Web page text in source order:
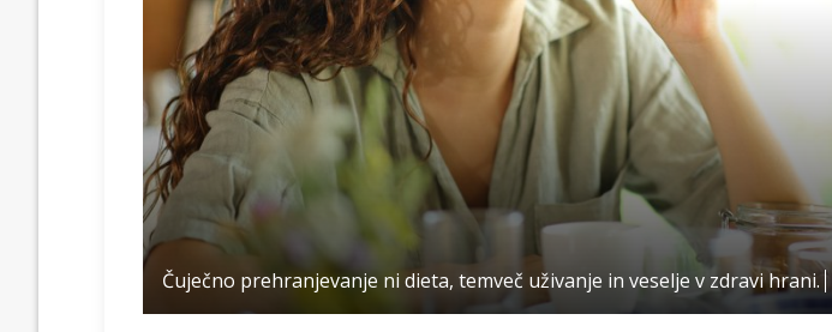
Čuječno prehranjevanje ni dieta, temveč uživanje in veselje v zdravi hrani.